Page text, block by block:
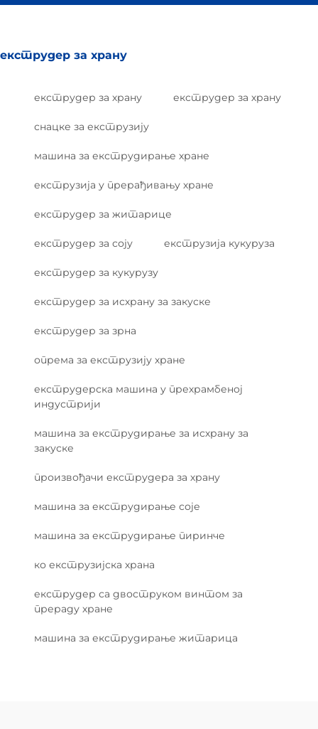
екструдер за храну
екструдер за храну екструдер за храну
снацке за екструзију
машина за екструдирање хране
екструзија у прерађивању хране
екструдер за житарице
екструдер за соју екструзија кукуруза
екструдер за кукурузу
екструдер за исхрану за закуске
екструдер за зрна
опрема за екструзију хране
екструдерска машина у прехрамбеној
индустрији
машина за екструдирање за исхрану за
закуске
произвођачи екструдера за храну
машина за екструдирање соје
машина за екструдирање пиринче
ко екструзијска храна
екструдер са двоструком винтом за
прераду хране
машина за екструдирање житарица